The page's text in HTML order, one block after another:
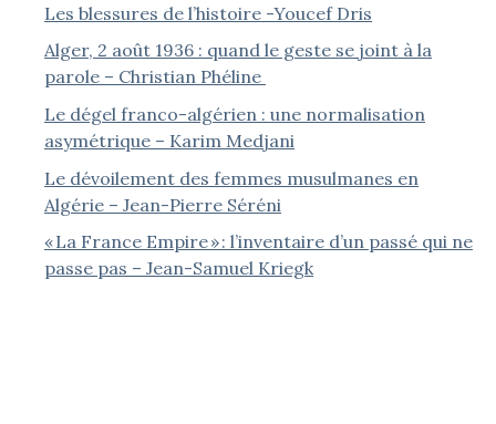
Les blessures de l’histoire -Youcef Dris
Alger, 2 août 1936 : quand le geste se joint à la
parole – Christian Phéline
Le dégel franco-algérien : une normalisation
asymétrique – Karim Medjani
Le dévoilement des femmes musulmanes en
Algérie – Jean-Pierre Séréni
« La France Empire » : l’inventaire d’un passé qui ne
passe pas – Jean-Samuel Kriegk